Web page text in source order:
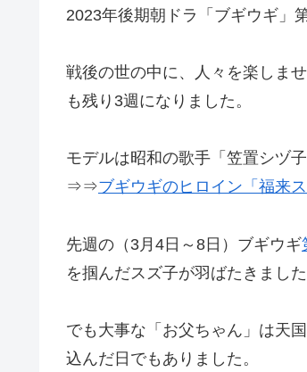
2023年後期朝ドラ「ブギウギ」
戦後の世の中に、人々を楽しま
も残り3週になりました。
モデルは昭和の歌手「笠置シヅ子
⇒⇒ブギウギのヒロイン「福来
先週の（3月4日～8日）ブギウギ
を掴んだスズ子が羽ばたきました
でも大事な「お父ちゃん」は天
込んだ日でもありました。